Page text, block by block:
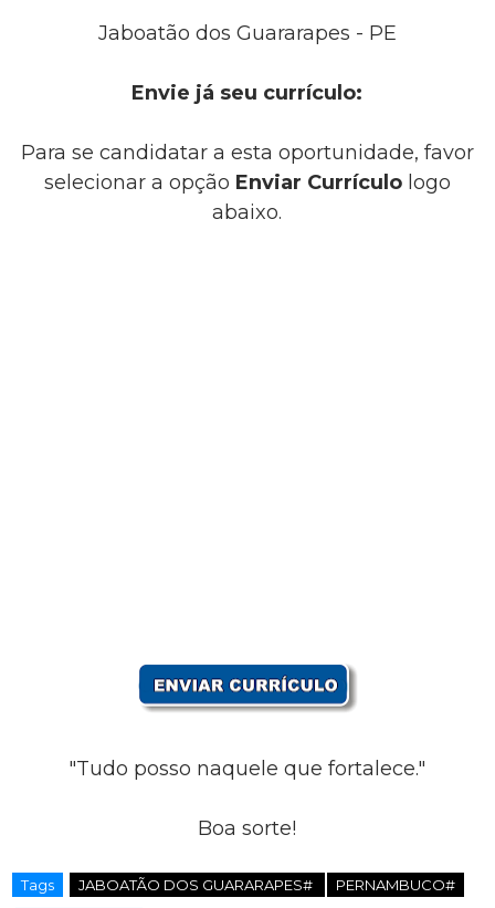
Jaboatão dos Guararapes - PE
Envie já seu currículo:
Para se candidatar a esta oportunidade, favor
selecionar a opção Enviar Currículologo
abaixo.
"Tudo posso naquele que fortalece."
Boa sorte!
Tags JABOATÃO DOS GUARARAPES# PERNAMBUCO#